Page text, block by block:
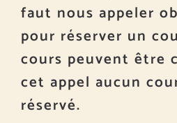
faut nous appeler
pour réserver un
cours peuvent être
cet appel aucun
réservé.